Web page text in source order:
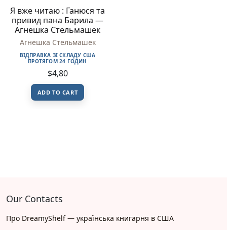
Я вже читаю : Ганюся та
привид пана Барила —
Агнешка Стельмашек
Агнешка Стельмашек
ВІДПРАВКА ЗІ СКЛАДУ США
ПРОТЯГОМ 24 ГОДИН
$4,80
ADD TO CART
Our Contacts
Про DreamyShelf — українська книгарня в США